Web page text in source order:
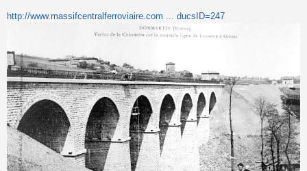
http://www.massifcentralferroviaire.com ... ducsID=247